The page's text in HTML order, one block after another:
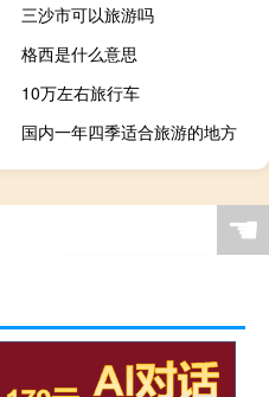
三沙市可以旅游吗
格西是什么意思
10万左右旅行车
国内一年四季适合旅游的地方
☚